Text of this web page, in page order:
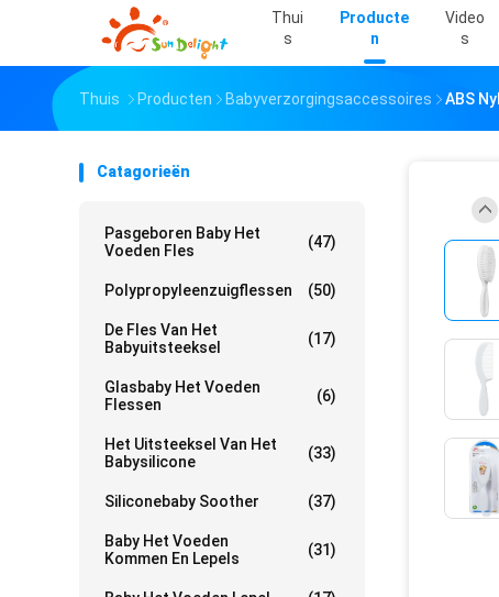
Thui
S
Producte
N
Video
S
Thuis Producten Babyverzorgingsaccessoires ABS
Catagorieën
Pasgeboren Baby Het
Voeden Fles
(47)
Polypropyleenzuigflessen (50)
De Fles Van Het
Babyuitsteeksel
(17)
Glasbaby Het Voeden
Flessen
(6)
Het Uitsteeksel Van Het
Babysilicone
(33)
Siliconebaby Soother (37)
Baby Het Voeden
Kommen En Lepels
(31)